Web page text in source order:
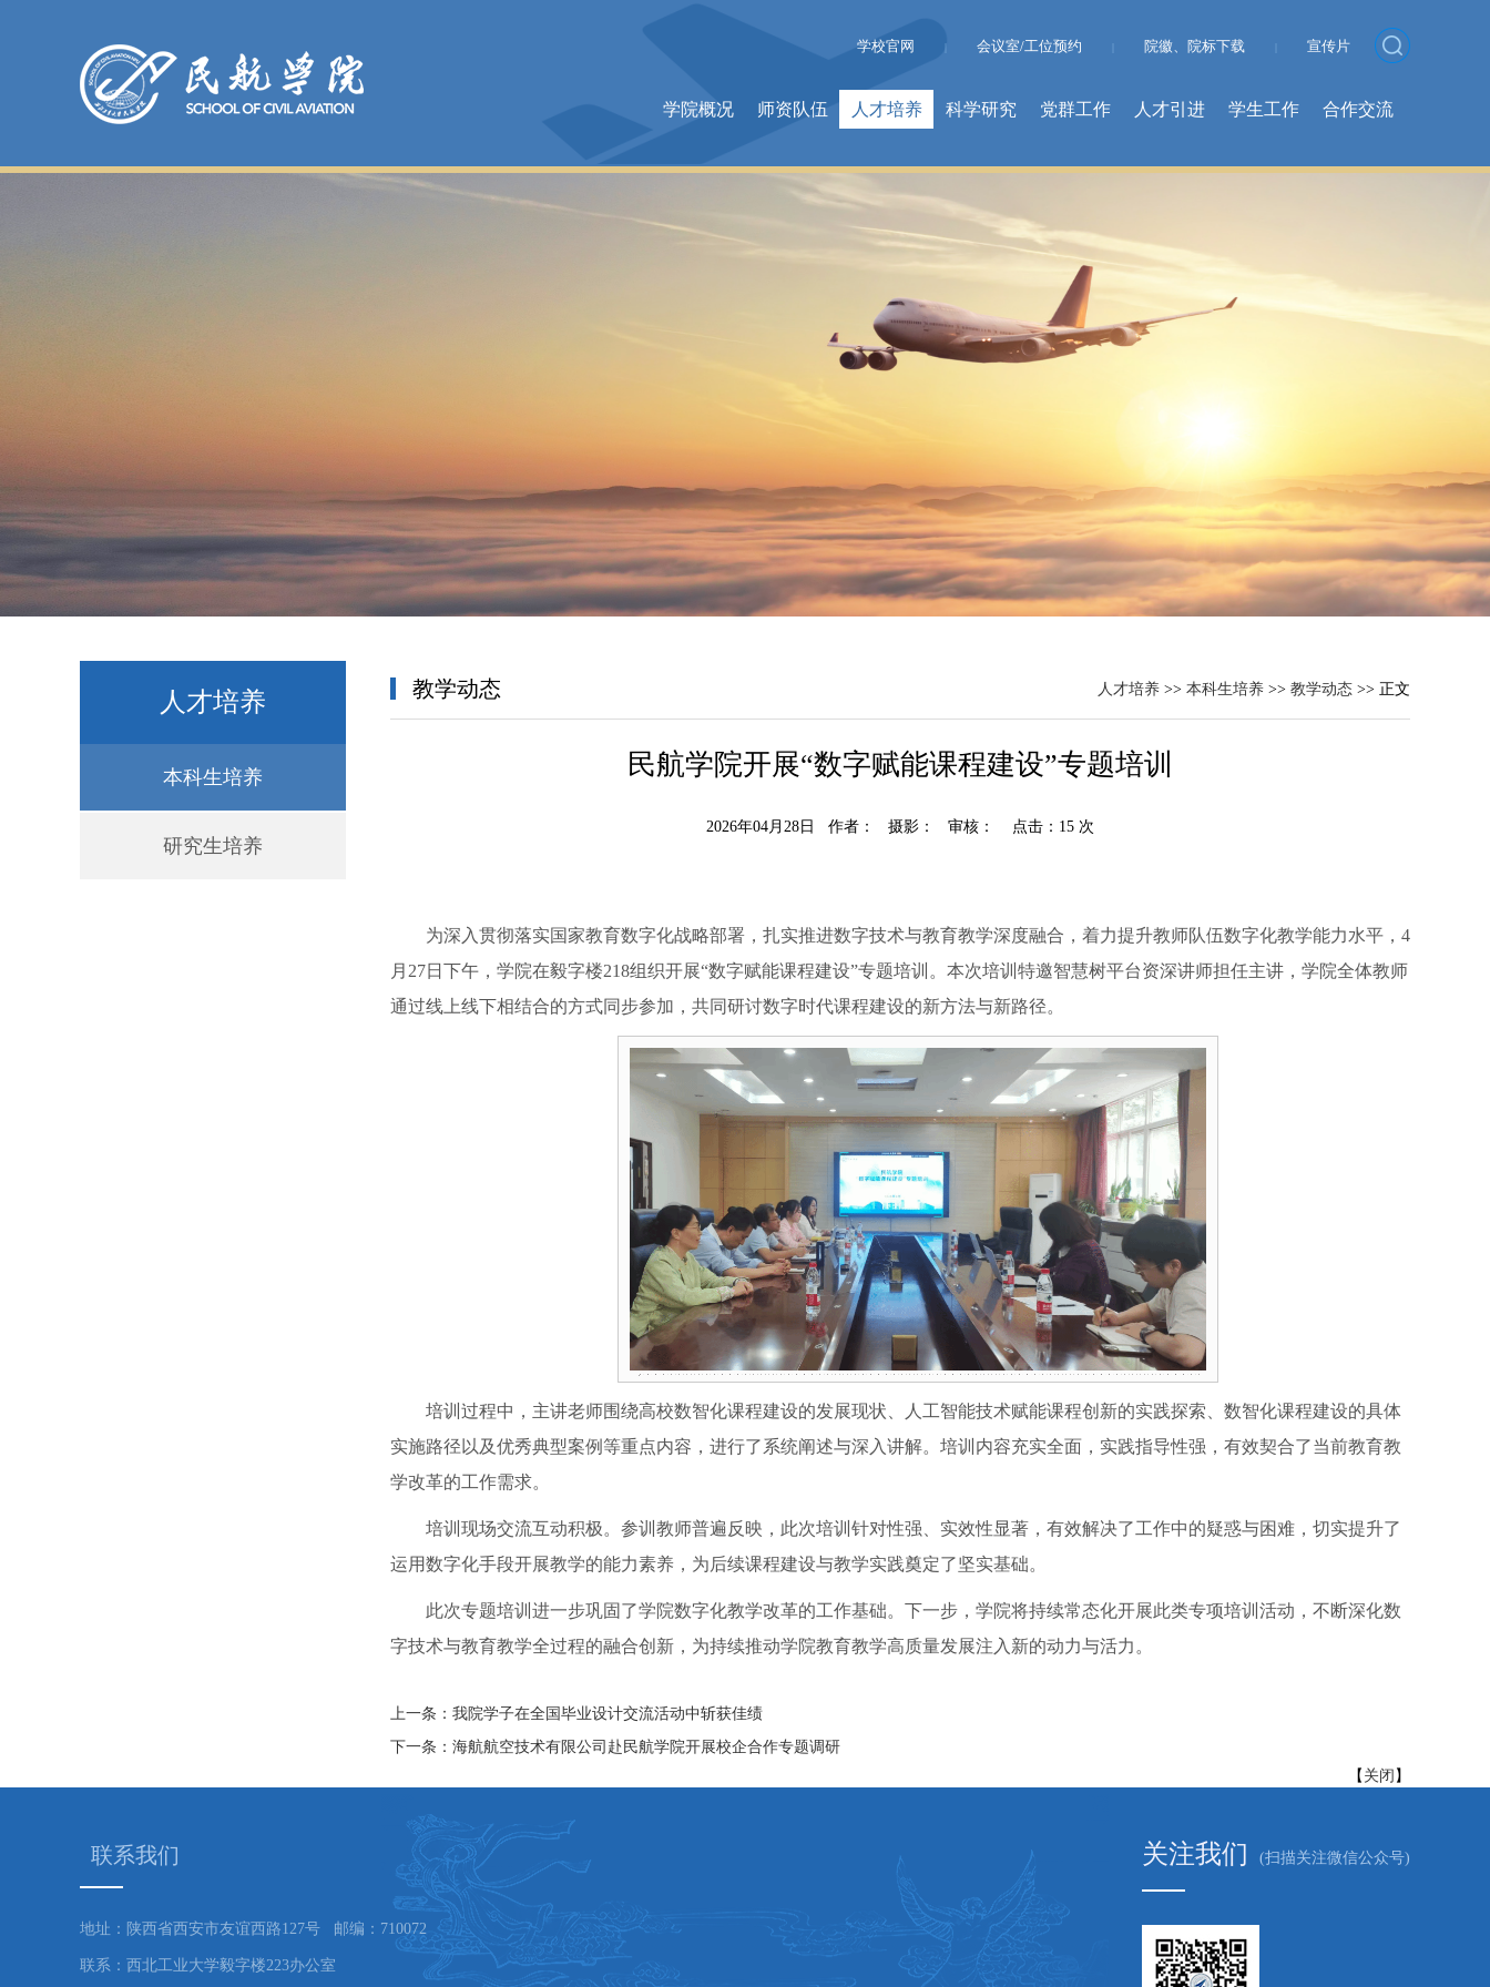
学校官网 | 会议室/工位预约 院徽、院标下载 宣传片
学院概况 师资队伍 人才培养 科学研究 党群工作 人才引进 学生工作 合作交流
人才培养
本科生培养
研究生培养
教学动态 人才培养 >> 本科生培养 >> 教学动态 >> 正文
民航学院开展“数字赋能课程建设”专题培训
2026年04月28日 作者： 摄影： 审核： 点击： 15 次
为深入贯彻落实国家教育数字化战略部署，扎实推进数字技术与教育教学深度融合，着力提升教师队伍数字化教学能力水平，4
月27日下午，学院在毅字楼218组织开展“数字赋能课程建设”专题培训。本次培训特邀智慧树平台资深讲师担任主讲，学院全体教师
通过线上线下相结合的方式同步参加，共同研讨数字时代课程建设的新方法与新路径。
培训过程中，主讲老师围绕高校数智化课程建设的发展现状、人工智能技术赋能课程创新的实践探索、数智化课程建设的具体
实施路径以及优秀典型案例等重点内容，进行了系统阐述与深入讲解。培训内容充实全面，实践指导性强，有效契合了当前教育教
学改革的工作需求。
培训现场交流互动积极。参训教师普遍反映，此次培训针对性强、实效性显著，有效解决了工作中的疑惑与困难，切实提升了
运用数字化手段开展教学的能力素养，为后续课程建设与教学实践奠定了坚实基础。
此次专题培训进一步巩固了学院数字化教学改革的工作基础。下一步，学院将持续常态化开展此类专项培训活动，不断深化数
字技术与教育教学全过程的融合创新，为持续推动学院教育教学高质量发展注入新的动力与活力。
上一条：我院学子在全国毕业设计交流活动中斩获佳绩
下一条：海航航空技术有限公司赴民航学院开展校企合作专题调研
【 关闭 】
联系我们
地址：陕西省西安市友谊西路127号 邮编：710072
联系：西北工业大学毅字楼223办公室
关注我们 (扫描关注微信公众号)